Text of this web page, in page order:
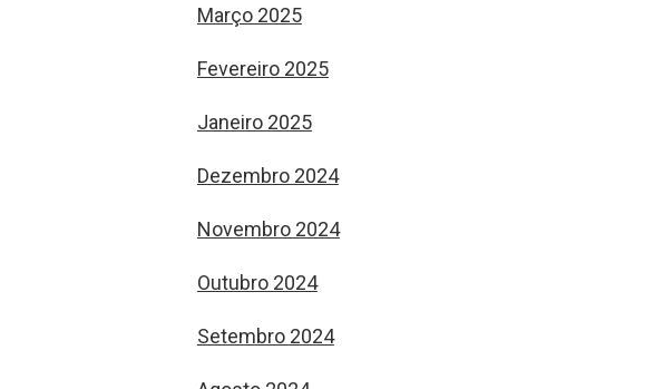
Março 2025
Fevereiro 2025
Janeiro 2025
Dezembro 2024
Novembro 2024
Outubro 2024
Setembro 2024